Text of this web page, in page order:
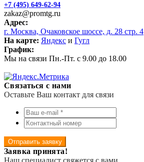
+7 (495) 649-62-94
zakaz@promtg.ru
Адрес:
г. Москва, Очаковское шоссе, д. 28 стр. 4
На карте: Яндекс и Гугл
График:
Мы на связи Пн.-Пт. с 9.00 до 18.00
Связаться с нами
Оставьте Ваш контакт для связи
Отправить заявку
Заявка принята!
Наш специалист свяжется с вами